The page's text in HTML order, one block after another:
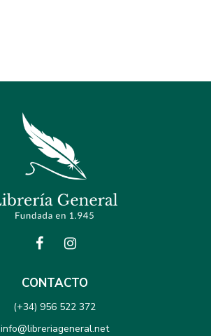
CONTACTO
(+34) 956 522 372
info@libreriageneral.net